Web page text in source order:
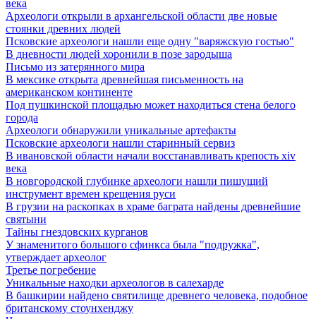
века
Археологи открыли в архангельской области две новые
стоянки древних людей
Псковские археологи нашли еще одну "варяжскую гостью"
В дневности людей хоронили в позе зародыша
Письмо из затерянного мира
В мексике открыта древнейшая письменность на
американском континенте
Под пушкинской площадью может находиться стена белого
города
Археологи обнаружили уникальные артефакты
Псковские археологи нашли старинный сервиз
В ивановской области начали восстанавливать крепость xiv
века
В новгородской глубинке археологи нашли пишущий
инструмент времен крещения руси
В грузии на раскопках в храме баграта найдены древнейшие
святыни
Тайны гнездовских курганов
У знаменитого большого сфинкса была "подружка",
утверждает археолог
Третье погребение
Уникальные находки археологов в салехарде
В башкирии найдено святилище древнего человека, подобное
британскому стоунхенджу